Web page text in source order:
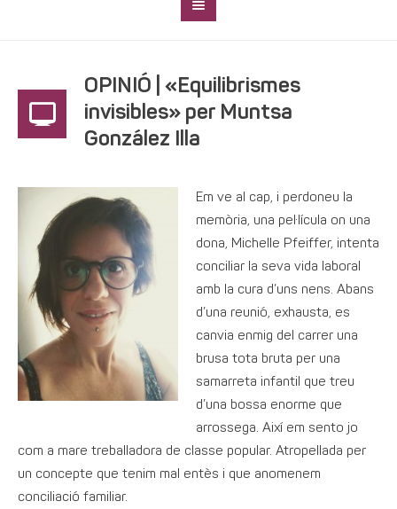
OPINIÓ | «Equilibrismes
invisibles» per Muntsa
González Illa
Em ve al cap, i perdoneu la
memòria, una pel·lícula on una
dona, Michelle Pfeiffer, intenta
conciliar la seva vida laboral
amb la cura d’uns nens. Abans
d’una reunió, exhausta, es
canvia enmig del carrer una
brusa tota bruta per una
samarreta infantil que treu
d’una bossa enorme que
arrossega. Així em sento jo
com a mare treballadora de classe popular. Atropellada per
un concepte que tenim mal entès i que anomenem
conciliació familiar.